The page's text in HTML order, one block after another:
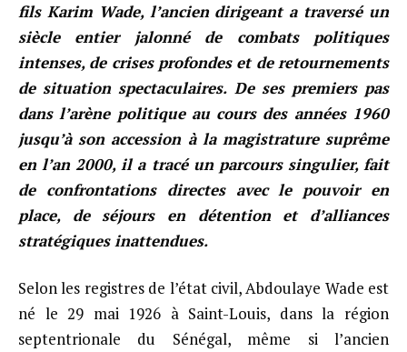
fils Karim Wade, l’ancien dirigeant a traversé un
siècle entier jalonné de combats politiques
intenses, de crises profondes et de retournements
de situation spectaculaires. De ses premiers pas
dans l’arène politique au cours des années 1960
jusqu’à son accession à la magistrature suprême
en l’an 2000, il a tracé un parcours singulier, fait
de confrontations directes avec le pouvoir en
place, de séjours en détention et d’alliances
stratégiques inattendues.
Selon les registres de l’état civil, Abdoulaye Wade est
né le 29 mai 1926 à Saint-Louis, dans la région
septentrionale du Sénégal, même si l’ancien